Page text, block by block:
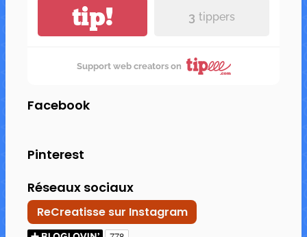
tip! 3 tippers
Support web creators on
Facebook
Pinterest
Réseaux sociaux
ReCreatisse sur Instagram